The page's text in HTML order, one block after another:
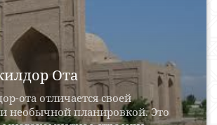
Ота
ота отличается своей
необычной планировкой. Это